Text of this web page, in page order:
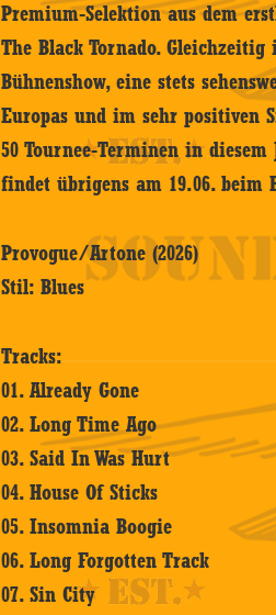
Premium-Selektion aus dem
The Black Tornado.
Bühnenshow, eine stets
Europas und im sehr positiven
50 Tournee-Terminen in diesem
findet übrigens am 19.06. beim
Provogue/Artone (2026)
Stil: Blues
Tracks:
01. Already Gone
02. Long Time Ago
03. Said In Was Hurt
04. House Of Sticks
05. Insomnia Boogie
06. Long Forgotten Track
07. Sin City